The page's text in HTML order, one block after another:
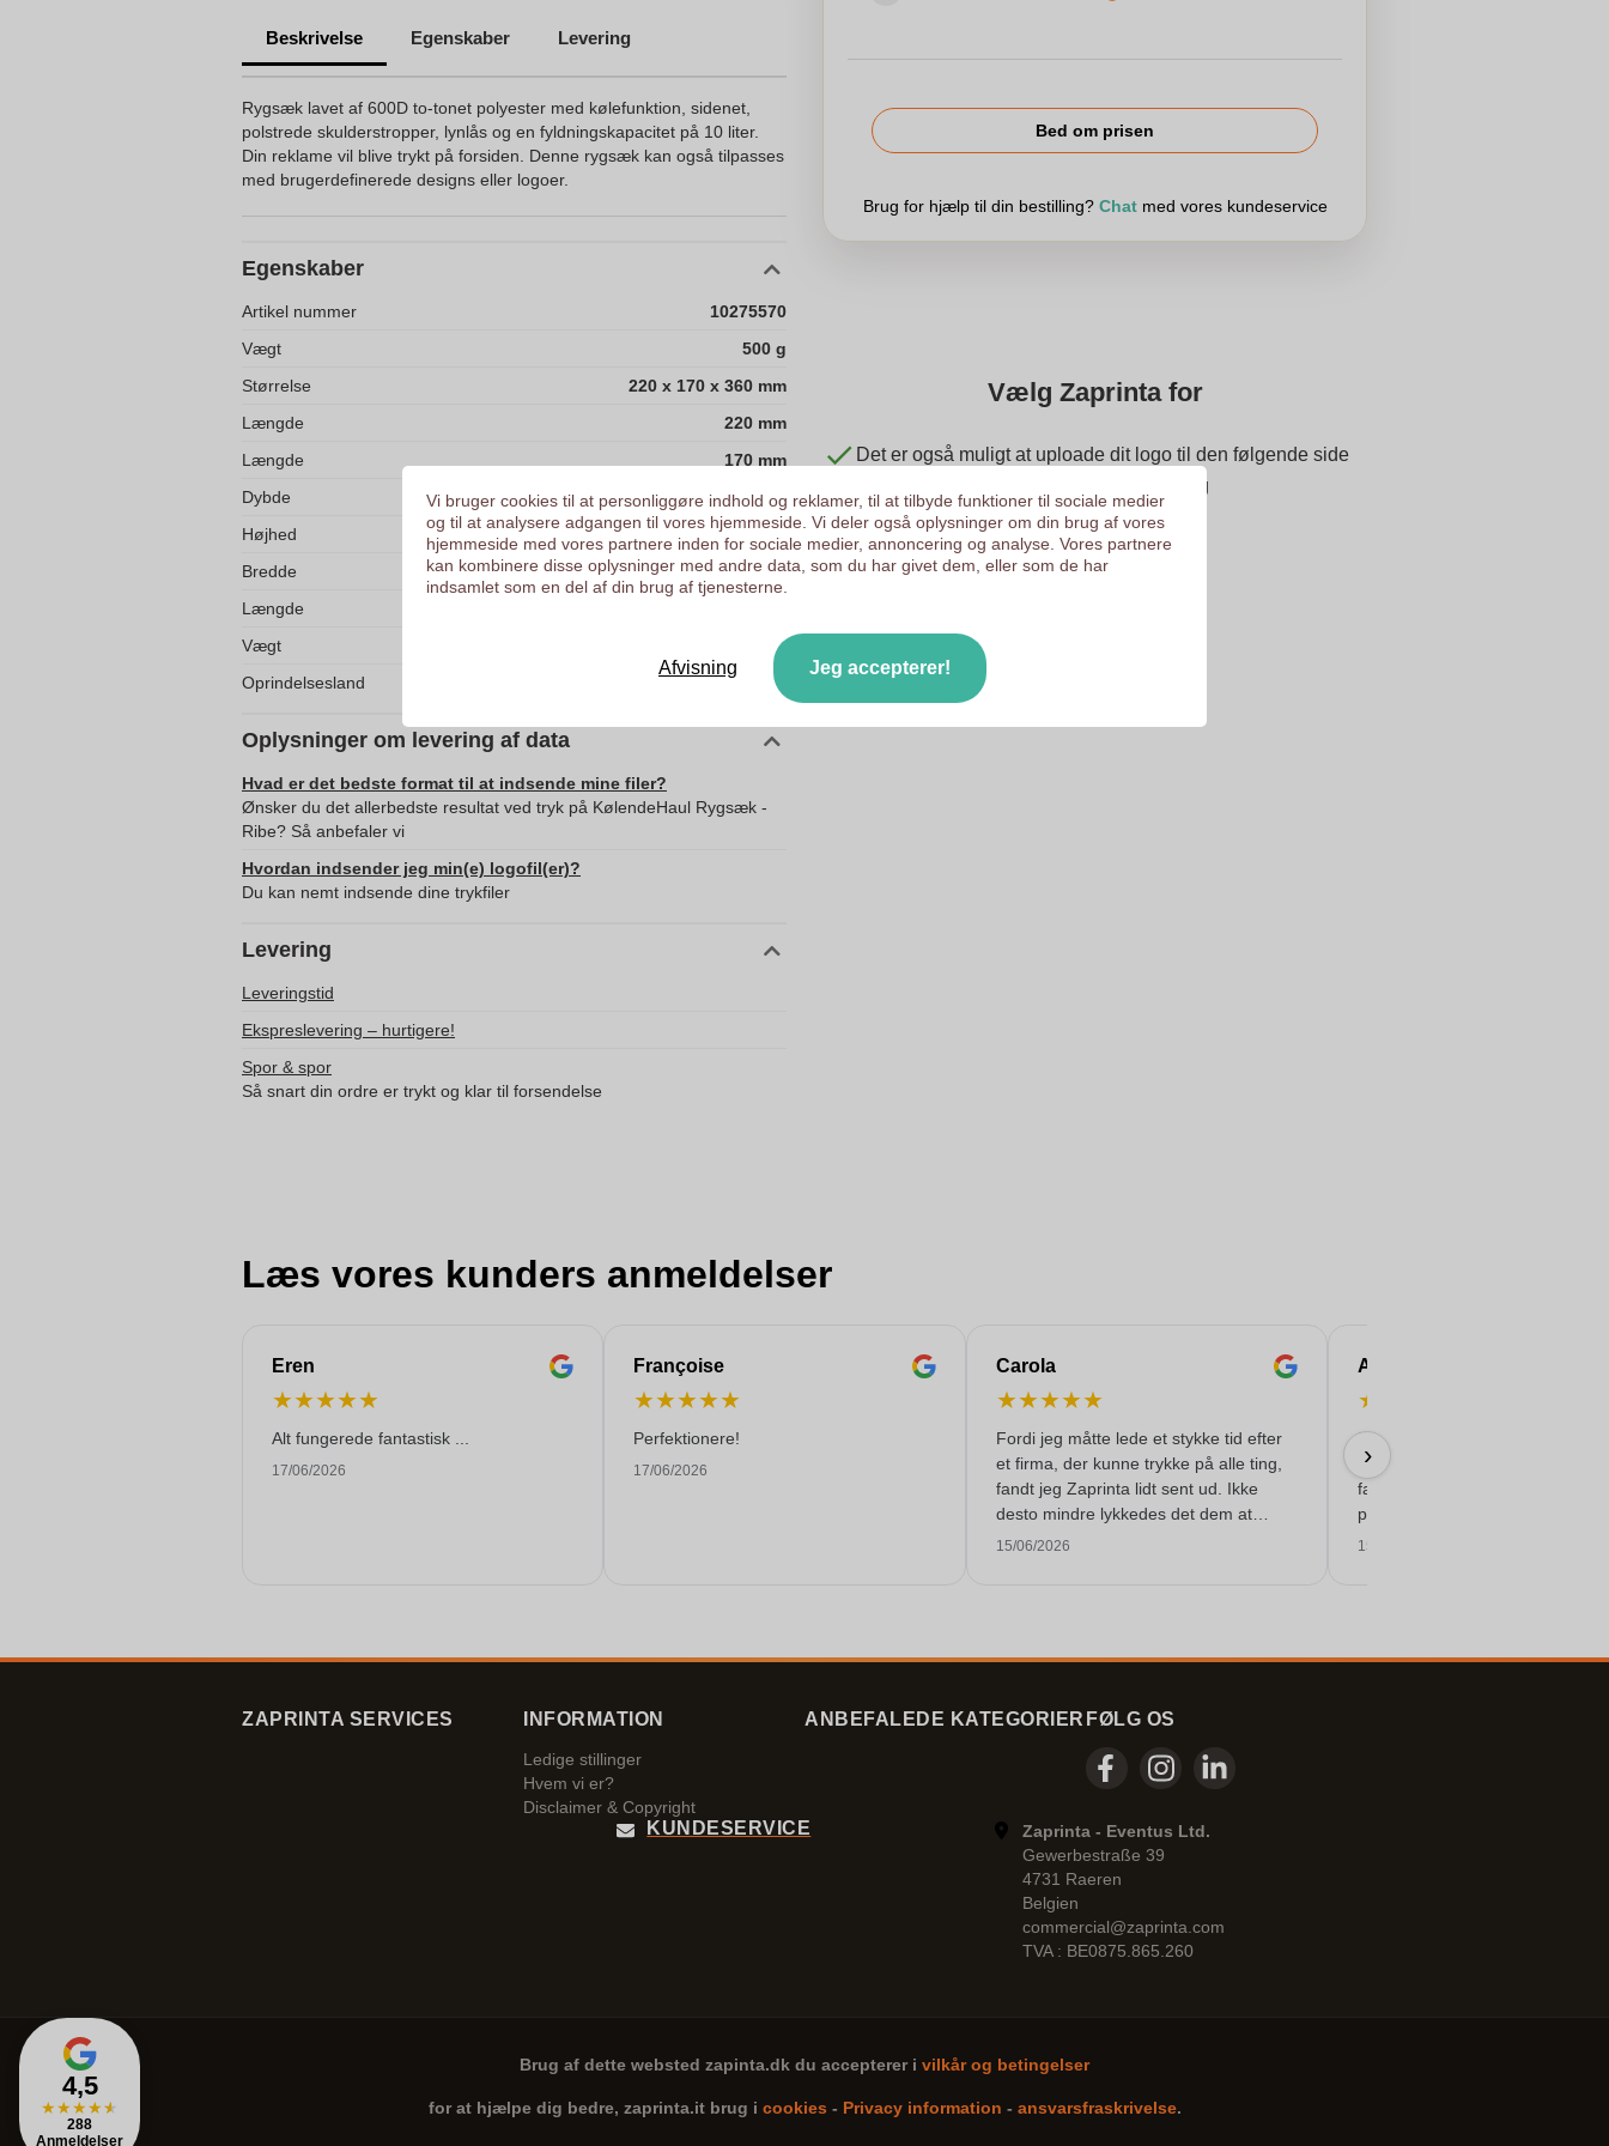
Beskrivelse Egenskaber Levering
Rygsæk lavet af 600D to-tonet polyester med kølefunktion, sidenet,
polstrede skulderstropper, lynlås og en fyldningskapacitet på 10 liter.
Din reklame vil blive trykt på forsiden. Denne rygsæk kan også tilpasses
med brugerdefinerede designs eller logoer.
Egenskaber
Artikel nummer
10275570
Vægt
500 g
Størrelse
220 x 170 x 360 mm
Længde
220 mm
Længde
170 mm
Dybde
360 mm
Højhed
170.0
Bredde
220.0
Længde
Vægt
500.0
Oprindelsesland
Kina
Oplysninger om levering af data
Hvad er det bedste format til at indsende mine filer?
Ønsker du det allerbedste resultat ved tryk på KølendeHaul Rygsæk -
Ribe? Så anbefaler vi
Hvordan indsender jeg min(e) logofil(er)?
Du kan nemt indsende dine trykfiler
Levering
Leveringstid
Ekspreslevering – hurtigere!
Spor & spor
Så snart din ordre er trykt og klar til forsendelse
Bed om prisen
Brug for hjælp til din bestilling? Chatmed vores kundeservice
Vælg Zaprinta for
Det er også muligt at uploade dit logo til den følgende side
Vi tjekker dit logo gratis inden udskrivning
Kunder giver os en score på 9.3
Læs vores kunders anmeldelser
Eren
★★★★★
Alt fungerede fantastisk ...
17/06/2026
Françoise
★★★★★
Perfektionere!
17/06/2026
Carola
★★★★★
Fordi jeg måtte lede et stykke tid efter
et firma, der kunne trykke på alle ting,
fandt jeg Zaprinta lidt sent ud. Ikke
desto mindre lykkedes det dem at
levere 250 smukt trykte emaljkrus til
15/06/2026
Andrea
★
De trykte rustfri stålflasker, model
'Felix', til vores konference ser
fantastiske ud. Alt gik perfekt og
problemfrit.
15/06/2026
›
4,5
★★★★★
288
Anmeldelser
ZAPRINTA SERVICES INFORMATION
Ledige stillinger
Hvem vi er?
Disclaimer & Copyright
ANBEFALEDE KATEGORIER FØLG OS
KUNDESERVICE
Zaprinta - Eventus Ltd.
Gewerbestraße 39
4731 Raeren
Belgien
commercial@zaprinta.com
TVA : BE0875.865.260
Brug af dette websted zapinta.dk du accepterer i vilkår og betingelser
for at hjælpe dig bedre, zaprinta.itbrug i cookies - Privacy information - ansvarsfraskrivelse.
Vi bruger cookies til at personliggøre indhold og reklamer, til at tilbyde funktioner til sociale medier
og til at analysere adgangen til vores hjemmeside. Vi deler også oplysninger om din brug af vores
hjemmeside med vores partnere inden for sociale medier, annoncering og analyse. Vores partnere
kan kombinere disse oplysninger med andre data, som du har givet dem, eller som de har
indsamlet som en del af din brug af tjenesterne.
Afvisning Jeg accepterer!